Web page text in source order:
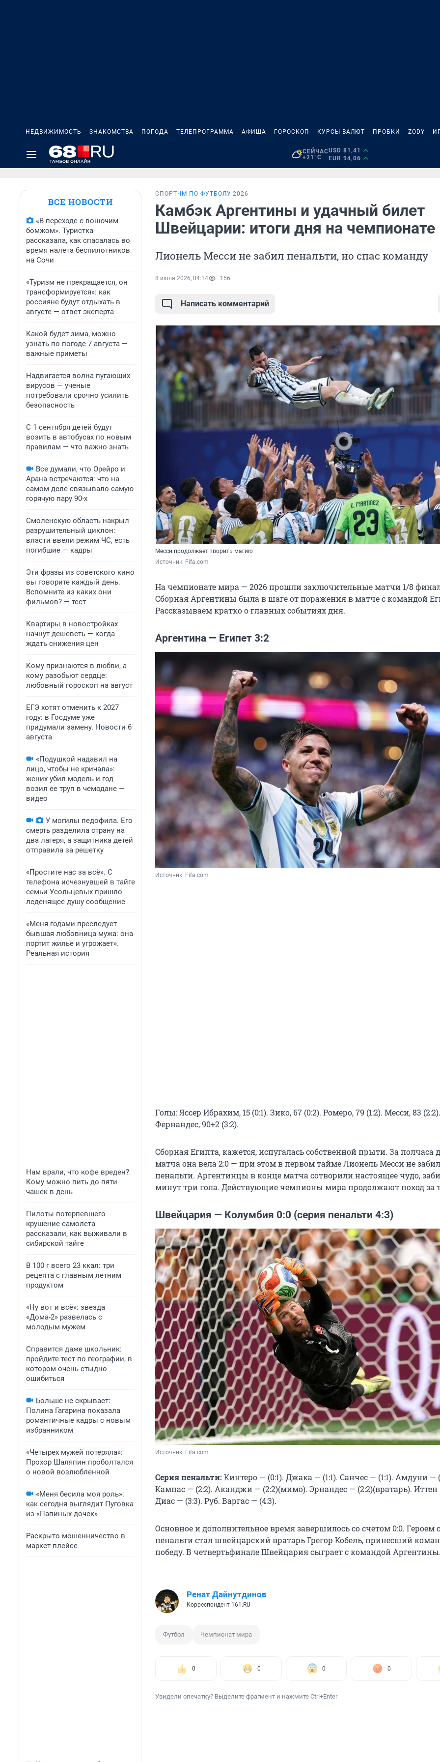
НЕДВИЖИМОСТЬ ЗНАКОМСТВА ПОГОДА ТЕЛЕПРОГРАММА АФИША ГОРОСКОП КУРСЫ ВАЛЮТ ПРОБКИ ZODY
СЕЙЧАС
+21°C
USD 81,41
EUR 94,06
ВСЕ НОВОСТИ
«В переходе с вонючим
бомжом». Туристка
рассказала, как спасалась во
время налета беспилотников
на Сочи
«Туризм не прекращается, он
трансформируется»: как
россияне будут отдыхать в
августе — ответ эксперта
Какой будет зима, можно
узнать по погоде 7 августа —
важные приметы
Надвигается волна пугающих
вирусов — ученые
потребовали срочно усилить
безопасность
С 1 сентября детей будут
возить в автобусах по новым
правилам — что важно знать
Все думали, что Орейро и
Арана встречаются: что на
самом деле связывало самую
горячую пару 90-х
Смоленскую область накрыл
разрушительный циклон:
власти ввели режим ЧС, есть
погибшие — кадры
Эти фразы из советского кино
вы говорите каждый день.
Вспомните из каких они
фильмов? — тест
Квартиры в новостройках
начнут дешеветь — когда
ждать снижения цен
Кому признаются в любви, а
кому разобьют сердце:
любовный гороскоп на август
ЕГЭ хотят отменить к 2027
году: в Госдуме уже
придумали замену. Новости 6
августа
«Подушкой надавил на
лицо, чтобы не кричала»:
жених убил модель и год
возил ее труп в чемодане —
видео
У могилы педофила. Его
смерть разделила страну на
два лагеря, а защитника детей
отправила за решетку
«Простите нас за всё». С
телефона исчезнувшей в тайге
семьи Усольцевых пришло
леденящее душу сообщение
«Меня годами преследует
бывшая любовница мужа: она
портит жилье и угрожает».
Реальная история
Нам врали, что кофе вреден?
Кому можно пить до пяти
чашек в день
Пилоты потерпевшего
крушение самолета
рассказали, как выживали в
сибирской тайге
В 100 г всего 23 ккал: три
рецепта с главным летним
продуктом
«Ну вот и всё»: звезда
«Дома-2» развелась с
молодым мужем
Справится даже школьник:
пройдите тест по географии, в
котором очень стыдно
ошибиться
Больше не скрывает:
Полина Гагарина показала
романтичные кадры с новым
избранником
«Четырех мужей потеряла»:
Прохор Шаляпин проболтался
о новой возлюбленной
«Меня бесила моя роль»:
как сегодня выглядит Пуговка
из «Папиных дочек»
Раскрыто мошенничество в
маркет-плейсе
СПОРТЧМ ПО ФУТБОЛУ-2026
Камбэк Аргентины и удачный билет
Швейцарии: итоги дня на
Лионель Месси не забил пенальти, но спас команду
8 июля 2026, 04:14 156
Написать комментарий
Месси продолжает творить магию
Источник: Fifa.сom
На чемпионате мира — 2026 прошли заключительные матчи 1/8
Сборная Аргентины была в шаге от поражения в матче с командой
Рассказываем кратко о главных событиях дня.
Аргентина — Египет 3:2
Источник: Fifa.сom
Голы: Яссер Ибрахим, 15 (0:1). Зико, 67 (0:2). Ромеро, 79 (1:2). Месси, 83 (2:2).
Фернандес, 90+2 (3:2).
Сборная Египта, кажется, испугалась собственной прыти. За полчаса
матча она вела 2:0 — при этом в первом тайме Лионель Месси не забил
пенальти. Аргентинцы в конце матча сотворили настоящее чудо,
минут три гола. Действующие чемпионы мира продолжают поход за
Швейцария — Колумбия 0:0 (серия пенальти 4:3)
Источник: Fifa.сom
Серия пенальти: Кинтеро — (0:1). Джака — (1:1). Санчес — (1:1). Амдуни —
Кампас — (2:2). Аканджи — (2:2)(мимо). Эрнандес — (2:2)(вратарь). Иттен
Диас — (3:3). Руб. Варгас — (4:3).
Основное и дополнительное время завершилось со счетом 0:0. Героем
пенальти стал швейцарский вратарь Грегор Кобель, принесший
победу. В четвертьфинале Швейцария сыграет с командой
Ренат Дайнутдинов
Корреспондент 161.RU
Футбол Чемпионат мира
0 0 0 0
Увидели опечатку? Выделите фрагмент и нажмите Ctrl+Enter